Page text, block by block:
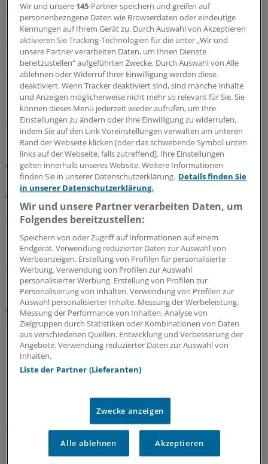
Sparpaket sorgt für Unsicherheit
Praxisbesonderheiten in Zeiten des GKV-
Spargesetzes: Klarheit soll es in der kommenden
Woche geben
Ein Passus des Beitragssatzstabilisierungsgesetz sorgt
für Unruhe unter Ärztinnen und Ärzten. Stehen die
Praxisbesonderheiten auf der Kippe? Oder eher doch
nicht? Kassenärzte und Krankenkassen verhandeln.
06.08.2026
GKV-Spargesetz
Sparliste der KBV: So hoch könnten die Verluste
jeder Praxis sein
Die Kassenärztliche Bundesvereinigung hat eine Liste
vorgelegt, in der sie die möglichen finanziellen Folgen
des GKV-Spargesetzes pro Ärztin bzw. Arzt auflistet. Die
Unterschiede zwischen Haus- und Fachärzten sind groß.
05.08.2026
Zentrale Änderungen im Überblick
Aktualisierter GOÄ-Entwurf: Neue Leistungen,
Umbewertungen und Bürokratieabbau
Bundesärztekammer und PKV-Verband haben dem
Bundesgesundheitsministerium den Entwurf einer
Überblick mit Beispielen dazu, was sich ändern soll.
05.08.2026
Wir und unsere 145-Partner speichern und greifen auf
personenbezogene Daten wie Browserdaten oder eindeutige
Kennungen auf Ihrem Gerät zu. Durch Auswahl von Akzeptieren
aktivieren Sie Tracking-Technologien für die unter „Wir und
unsere Partner verarbeiten Daten, um Ihnen Dienste
bereitzustellen“ aufgeführten Zwecke. Durch Auswahl von Alle
ablehnen oder Widerruf Ihrer Einwilligung werden diese
deaktiviert. Wenn Tracker deaktiviert sind, sind manche Inhalte
und Anzeigen möglicherweise nicht mehr so relevant für Sie. Sie
können dieses Menü jederzeit wieder aufrufen, um Ihre
Einstellungen zu ändern oder Ihre Einwilligung zu widerrufen,
indem Sie auf den Link Voreinstellungen verwalten am unteren
Rand der Webseite klicken [oder das schwebende Symbol unten
links auf der Webseite, falls zutreffend]. Ihre Einstellungen
gelten innerhalb unseres Website. Weitere Informationen
finden Sie in unserer Datenschutzerklärung. Details finden Sie
in unserer Datenschutzerklärung.
Wir und unsere Partner verarbeiten Daten, um
Folgendes bereitzustellen:
Speichern von oder Zugriff auf Informationen auf einem
Endgerät. Verwendung reduzierter Daten zur Auswahl von
Werbeanzeigen. Erstellung von Profilen für personalisierte
Werbung. Verwendung von Profilen zur Auswahl
personalisierter Werbung. Erstellung von Profilen zur
Personalisierung von Inhalten. Verwendung von Profilen zur
Auswahl personalisierter Inhalte. Messung der Werbeleistung.
Messung der Performance von Inhalten. Analyse von
Zielgruppen durch Statistiken oder Kombinationen von Daten
aus verschiedenen Quellen. Entwicklung und Verbesserung der
Angebote. Verwendung reduzierter Daten zur Auswahl von
Inhalten.
Liste der Partner (Lieferanten)
Zwecke anzeigen
Alle ablehnen Akzeptieren